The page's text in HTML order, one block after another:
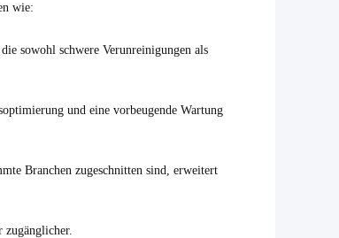
wie:
sowohl schwere Verunreinigungen als
und eine vorbeugende Wartung
Branchen zugeschnitten sind, erweitert
zugänglicher.